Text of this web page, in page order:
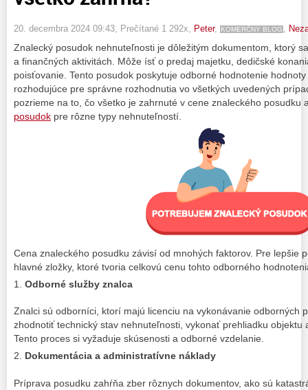
20. decembra 2024 09:43 , Prečítané 1 292x, Peter, KOMERČNÝ BLOG
Znalecký posudok nehnuteľnosti je dôležitým dokumentom, ktorý
a finančných aktivitách. Môže ísť o predaj majetku, dedičské
poisťovanie. Tento posudok poskytuje odborné hodnotenie
rozhodujúce pre správne rozhodnutia vo všetkých uvedených
pozrieme na to, čo všetko je zahrnuté v cene znaleckého posudku
posudok pre rôzne typy nehnuteľností.
Cena znaleckého posudku závisí od mnohých faktorov. Pre lepšie
hlavné zložky, ktoré tvoria celkovú cenu tohto odborného
Odborné služby znalca
Znalci sú odborníci, ktorí majú licenciu na vykonávanie odborných
zhodnotiť technický stav nehnuteľnosti, vykonať prehliadku objektu
Tento proces si vyžaduje skúsenosti a odborné vzdelanie.
Dokumentácia a administratívne náklady
Príprava posudku zahŕňa zber rôznych dokumentov, ako sú